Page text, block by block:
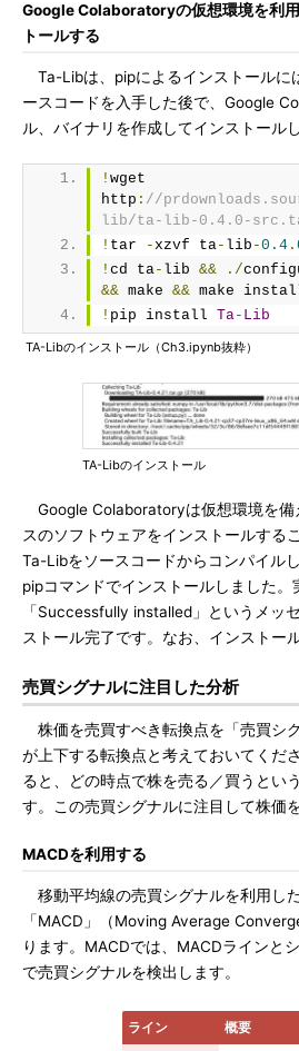
Google Colaboratoryの仮想環境を利
トールする
Ta-Libは、pipによるインストールに
ースコードを入手した後で、Google
ル、バイナリを作成してインストールし
! wget
http : //
lib/ta-lib-0.4.0-
! tar -xzvf ta- lib -0.4.
! cd ta- lib && ./
&& make && make
! pip install Ta- Lib
TA-Libのインストール（Ch3.ipynb抜粋）
TA-Libのインストール
Google Colaboratoryは仮想環境を備
スのソフトウェアをインストールする
Ta-Libをソースコードからコンパイル
pipコマンドでインストールしました。
「Successfully installed」というメッ
ストール完了です。なお、インストー
売買シグナルに注目した分析
株価を売買すべき転換点を「売買シ
が上下する転換点と考えておいてくだ
ると、どの時点で株を売る／買うとい
す。この売買シグナルに注目して株価
MACDを利用する
移動平均線の売買シグナルを利用し
「MACD」（Moving Average
ります。MACDでは、MACDラインと
で売買シグナルを検出します。
ライン 概要